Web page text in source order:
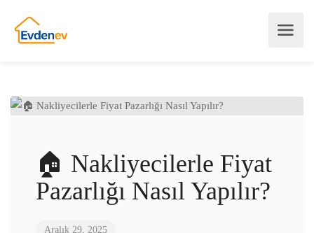
🏠 Nakliyecilerle Fiyat
Pazarlığı Nasıl Yapılır?
Aralık 29, 2025